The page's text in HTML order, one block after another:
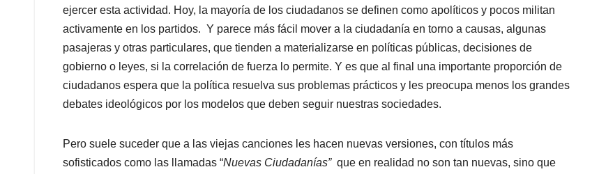
p
p
o
k
I
n
ejercer esta actividad. Hoy, la mayoría de los ciudadanos se definen como apolíticos y pocos militan
activamente en los partidos. Y parece más fácil mover a la ciudadanía en torno a causas, algunas
pasajeras y otras particulares, que tienden a materializarse en políticas públicas, decisiones de
gobierno o leyes, si la correlación de fuerza lo permite. Y es que al final una importante proporción de
ciudadanos espera que la política resuelva sus problemas prácticos y les preocupa menos los grandes
debates ideológicos por los modelos que deben seguir nuestras sociedades.
Pero suele suceder que a las viejas canciones les hacen nuevas versiones, con títulos más
sofisticados como las llamadas “Nuevas Ciudadanías”que en realidad no son tan nuevas, sino que